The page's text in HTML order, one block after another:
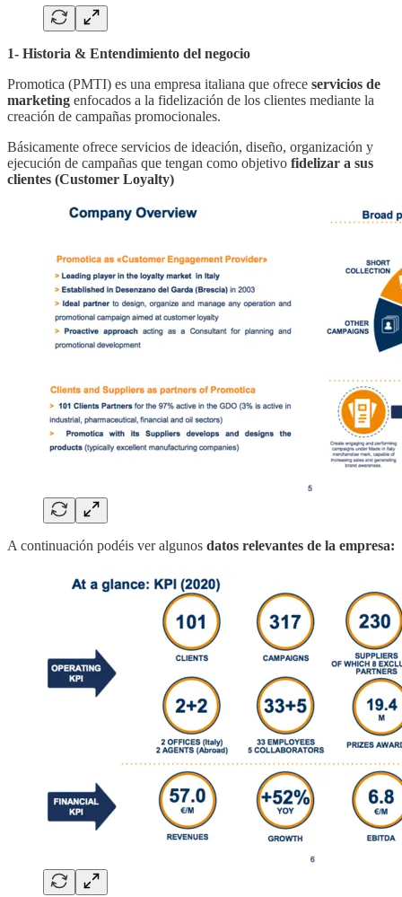
1- Historia & Entendimiento del negocio
Promotica (PMTI) es una empresa italiana que ofrece servicios de
marketing enfocados a la fidelización de los clientes mediante la
creación de campañas promocionales.
Básicamente ofrece servicios de ideación, diseño, organización y
ejecución de campañas que tengan como objetivo fidelizar a sus
clientes (Customer Loyalty)
A continuación podéis ver algunos datos relevantes de la empresa: